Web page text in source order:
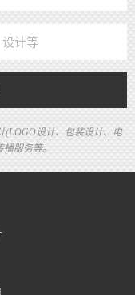
(LOGO设计、包装设计、电
服务等。